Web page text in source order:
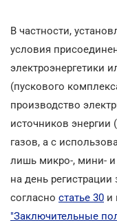
В частности,
условия
электроэнергетики
(пускового
производство
источников
газов, а с
лишь микро-, мини-
на день
согласно статье 30 и
"Заключительные